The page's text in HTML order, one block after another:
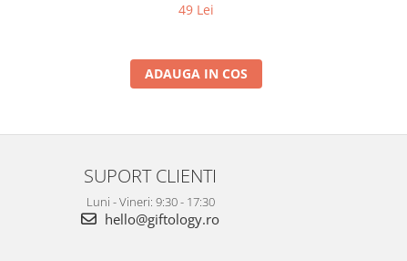
49 Lei
ADAUGA IN COS
SUPORT CLIENTI
Luni - Vineri: 9:30 - 17:30
hello@giftology.ro